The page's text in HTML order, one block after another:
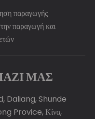
παραγωγής
παραγωγή και
ΜΑΣ
Daliang, Shunde
Provice, Κίνα,